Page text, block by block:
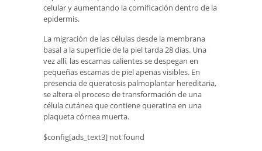
celular y aumentando la cornificación dentro de la
epidermis.
La migración de las células desde la membrana
basal a la superficie de la piel tarda 28 días. Una
vez allí, las escamas calientes se despegan en
pequeñas escamas de piel apenas visibles. En
presencia de queratosis palmoplantar hereditaria,
se altera el proceso de transformación de una
célula cutánea que contiene queratina en una
plaqueta córnea muerta.
$config[ads_text3] not found